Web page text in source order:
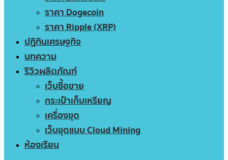
ราคา Dogecoin
ราคา Ripple (XRP)
ปฏิทินเศรษฐกิจ
บทความ
รีวิวผลิตภัณฑ์
เว็บซื้อขาย
กระเป๋าเก็บเหรียญ
เครื่องขุด
เว็บขุดแบบ Cloud Mining
ห้องเรียน